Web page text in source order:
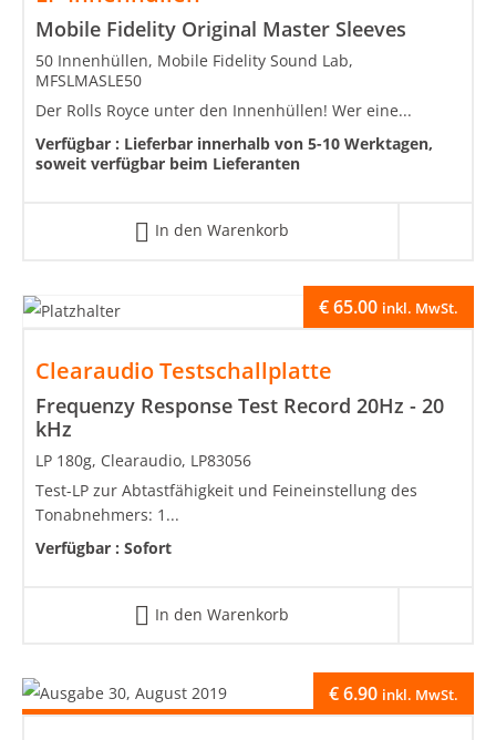
Mobile Fidelity Original Master Sleeves
50 Innenhüllen, Mobile Fidelity Sound Lab,
MFSLMASLE50
Der Rolls Royce unter den Innenhüllen! Wer eine...
Verfügbar : Lieferbar innerhalb von 5-10 Werktagen,
soweit verfügbar beim Lieferanten
In den Warenkorb
Clearaudio Testschallplatte
Frequenzy Response Test Record 20Hz - 20
kHz
€65.00 inkl. MwSt.
LP 180g, Clearaudio, LP83056
Test-LP zur Abtastfähigkeit und Feineinstellung des
Tonabnehmers: 1...
Verfügbar : Sofort
In den Warenkorb
€6.90 inkl. MwSt.